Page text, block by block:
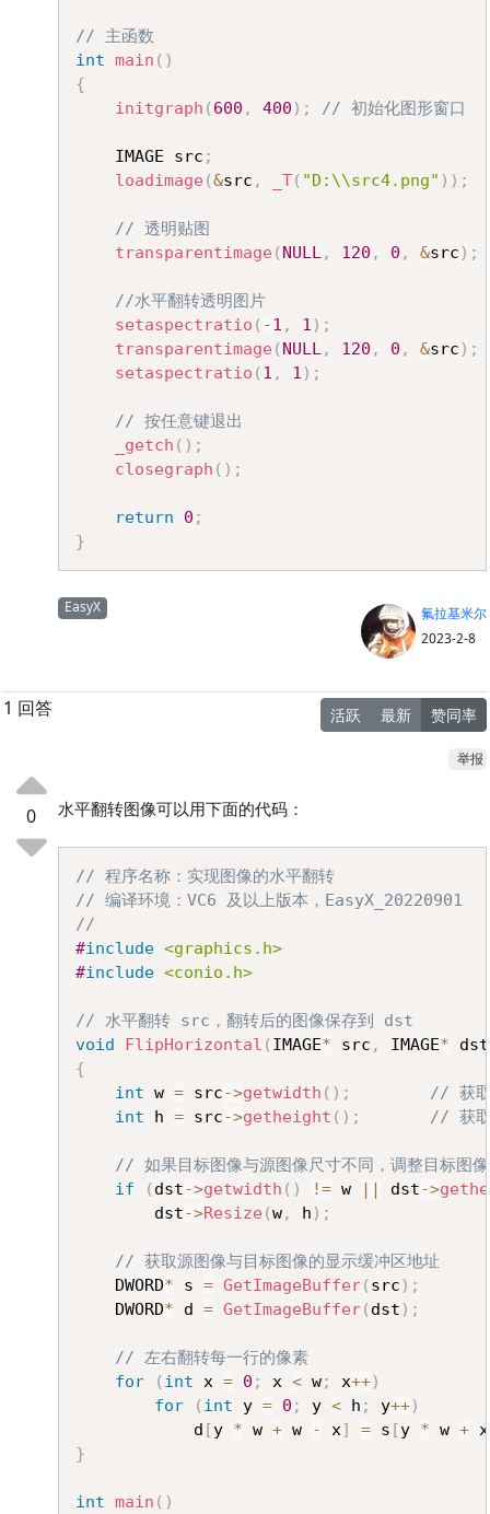
// 主函数
int main ( )
{
initgraph ( 600 , 400 ) ; // 初始化图形窗口
	IMAGE src
;
loadimage(&src , _T( "D:\\src4.png" ) ) ;
// 透明贴图
transparentimage( NULL, 120 , 0 , &src ) ;
//水平翻转透明图片
setaspectratio ( -1 , 1 ) ;
transparentimage( NULL, 120 , 0 , &src ) ;
setaspectratio ( 1 , 1 ) ;
// 按任意键退出
_getch ( ) ;
closegraph ( ) ;
return 0 ;
}
EasyX
氟拉基米尔
2023-2-8
1 回答 活跃 最新 赞同率
举报
0 水平翻转图像可以用下面的代码：
// 程序名称：实现图像的水平翻转
// 编译环境：VC6 及以上版本，EasyX_20220901
//
#include <graphics.h>
#include <conio.h>
// 水平翻转 src，翻转后的图像保存到 dst
void
FlipHorizontal ( IMAGE* src , IMAGE* dst
{
int w = src->getwidth ( ) ;
// 获取
int h = src->getheight ( ) ; // 获取
// 如果目标图像与源图像尺寸不同，调整目标图像
if
( dst->getwidth ( ) != w dst->
		dst
->Resize(w, h ) ;
// 获取源图像与目标图像的显示缓冲区地址
	DWORD
* s = GetImageBuffer( src ) ;
	DWORD
* d = GetImageBuffer( dst ) ;
// 左右翻转每一行的像素
for
( int x = 0 ; x < w; x++)
for
( int y = 0 ; y < h ; y++)
			d
[y * w + w - x] = s [y * w + x
}
int main ( )